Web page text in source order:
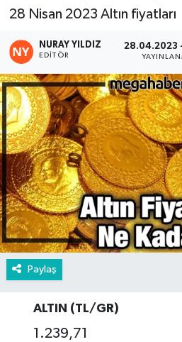
28 Nisan 2023 Altın fiyatları
NURAY YILDIZ
EDITÖR
28.04.2023 -
Paylaş
ALTIN (TL/GR)
1.239,71
Son Dakika Haberleri
Haber Arşivi